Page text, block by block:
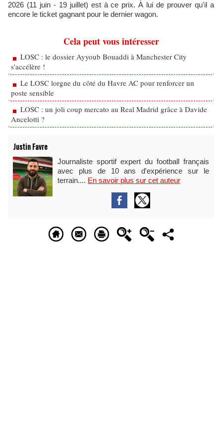
2026 (11 juin - 19 juillet) est à ce prix. À lui de prouver qu'il a
encore le ticket gagnant pour le dernier wagon.
Cela peut vous intéresser
LOSC : le dossier Ayyoub Bouaddi à Manchester City
s'accélère !
Le LOSC lorgne du côté du Havre AC pour renforcer un
poste sensible
LOSC : un joli coup mercato au Real Madrid grâce à Davide
Ancelotti ?
Justin Favre
Journaliste sportif expert du football français
avec plus de 10 ans d'expérience sur le
terrain.... En savoir plus sur cet auteur